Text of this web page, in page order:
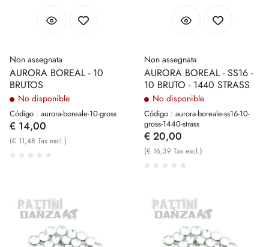
Non assegnata
AURORA BOREAL - 10
BRUTOS
No disponible
Código : aurora-boreale-10-gross
€ 14,00
(€ 11,48 Tax excl.)
Non assegnata
AURORA BOREAL - SS16 -
10 BRUTO - 1440 STRASS
No disponible
Código : aurora-boreale-ss16-10-
gross-1440-strass
€ 20,00
(€ 16,39 Tax excl.)